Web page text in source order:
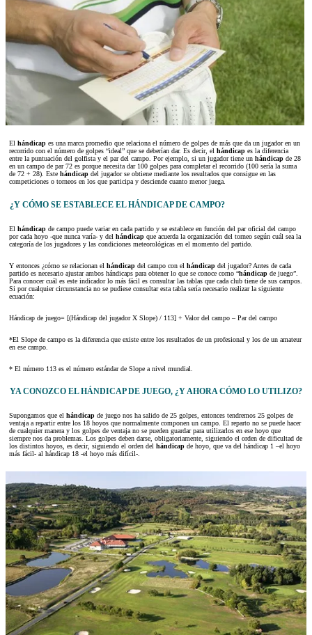
El hándicap es una marca promedio que relaciona el número de golpes de más que da un jugador en un
recorrido con el número de golpes “ideal” que se deberían dar. Es decir, el hándicap es la diferencia
entre la puntuación del golfista y el par del campo. Por ejemplo, si un jugador tiene un hándicap de 28
en un campo de par 72 es porque necesita dar 100 golpes para completar el recorrido (100 sería la suma
de 72 + 28). Este hándicap del jugador se obtiene mediante los resultados que consigue en las
competiciones o torneos en los que participa y desciende cuanto menor juega.
¿Y CÓMO SE ESTABLECE EL HÁNDICAP DE CAMPO?
El hándicap de campo puede variar en cada partido y se establece en función del par oficial del campo
por cada hoyo -que nunca varía- y del hándicap que acuerda la organización del torneo según cuál sea la
categoría de los jugadores y las condiciones meteorológicas en el momento del partido.
Y entonces ¿cómo se relacionan el hándicap del campo con el hándicap del jugador? Antes de cada
partido es necesario ajustar ambos hándicaps para obtener lo que se conoce como “hándicap de juego”.
Para conocer cuál es este indicador lo más fácil es consultar las tablas que cada club tiene de sus campos.
Si por cualquier circunstancia no se pudiese consultar esta tabla sería necesario realizar la siguiente
ecuación:
Hándicap de juego= [(Hándicap del jugador X Slope) / 113] + Valor del campo – Par del campo
*El Slope de campo es la diferencia que existe entre los resultados de un profesional y los de un amateur
en ese campo.
* El número 113 es el número estándar de Slope a nivel mundial.
YA CONOZCO EL HÁNDICAP DE JUEGO, ¿Y AHORA CÓMO LO UTILIZO?
Supongamos que el hándicap de juego nos ha salido de 25 golpes, entonces tendremos 25 golpes de
ventaja a repartir entre los 18 hoyos que normalmente componen un campo. El reparto no se puede hacer
de cualquier manera y los golpes de ventaja no se pueden guardar para utilizarlos en ese hoyo que
siempre nos da problemas. Los golpes deben darse, obligatoriamente, siguiendo el orden de dificultad de
los distintos hoyos, es decir, siguiendo el orden del hándicap de hoyo, que va del hándicap 1 –el hoyo
más fácil- al hándicap 18 -el hoyo más difícil-.